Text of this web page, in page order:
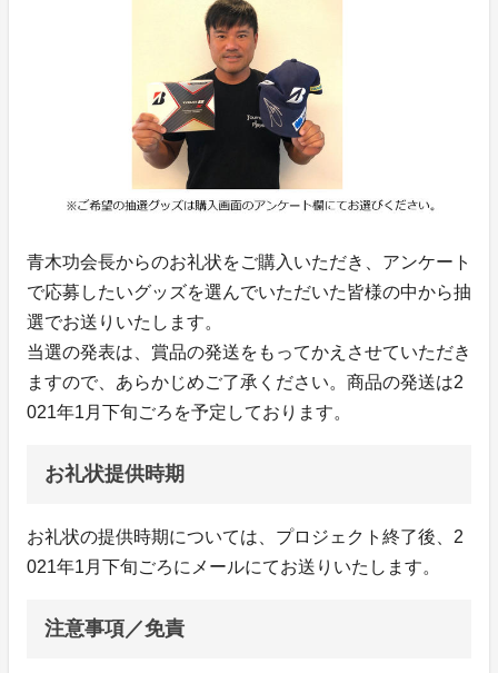
青木功会長からのお礼状をご購入いただき、アンケート
で応募したいグッズを選んでいただいた皆様の中から抽
選でお送りいたします。
当選の発表は、賞品の発送をもってかえさせていただき
ますので、あらかじめご了承ください。商品の発送は2
021年1月下旬ごろを予定しております。
お礼状提供時期
お礼状の提供時期については、プロジェクト終了後、2
021年1月下旬ごろにメールにてお送りいたします。
注意事項／免責